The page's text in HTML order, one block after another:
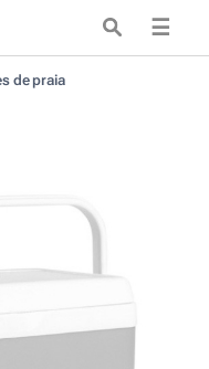
☰
de praia